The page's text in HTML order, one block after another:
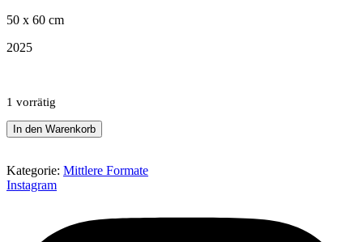
50 x 60 cm
2025
1 vorrätig
golden
hour
In den Warenkorb
Kategorie: Mittlere Formate
Instagram